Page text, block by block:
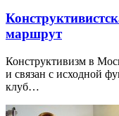
маршрут
Конструктивизм в
и связан с исходной
клуб…